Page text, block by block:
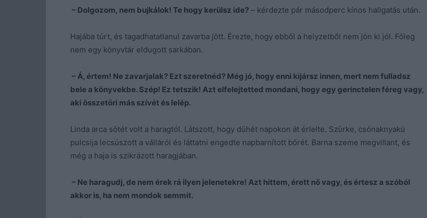
– Dolgozom, nem bujkálok! Te hogy kerülsz ide? – kérdezte pár másodperc kínos hallgatás után.
Hajába túrt, és tagadhatatlanul zavarba jött. Érezte, hogy ebből a helyzetből nem jön ki jól. Főleg
nem egy könyvtár eldugott sarkában.
– Á, értem! Ne zavarjalak? Ezt szeretnéd? Még jó, hogy enni kijársz innen, mert nem fulladsz
bele a könyvekbe. Szép! Ez tetszik! Azt elfelejtetted mondani, hogy egy gerinctelen féreg vagy,
aki összetöri más szívét és lelép.
Linda arca sötét volt a haragtól. Látszott, hogy dühét napokon át érlelte. Szürke, csónaknyakú
pulcsija lecsúszott a válláról és láttatni engedte napbarnított bőrét. Barna szeme megvillant, és
még a haja is szikrázott haragjában.
– Ne haragudj, de nem érek rá ilyen jelenetekre! Azt hittem, érett nő vagy, és értesz a szóból
akkor is, ha nem mondok semmit.